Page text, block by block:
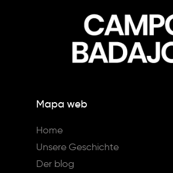
Mapa web
Home
Unsere Geschichte
Der blog